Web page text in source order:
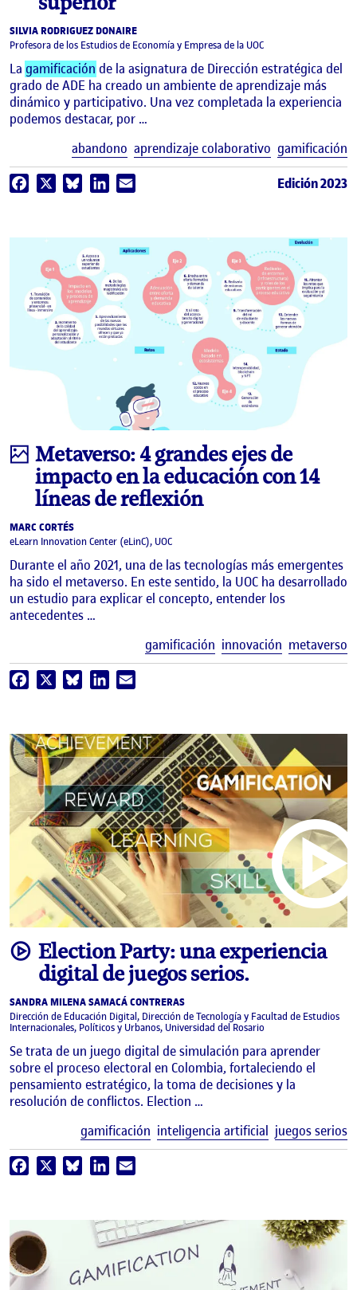
SILVIA RODRIGUEZ DONAIRE
Profesora de los Estudios de Economía y Empresa de la UOC
La gamificación de la asignatura de Dirección estratégica del
grado de ADE ha creado un ambiente de aprendizaje más
dinámico y participativo. Una vez completada la experiencia
podemos destacar, por …
abandono aprendizaje colaborativo gamificación
Facebook BlueskyLinkedIn Edición 2023
Infografía
Metaverso: 4 grandes ejes de
impacto en la educación con 14
líneas de reflexión
MARC CORTÉS
eLearn Innovation Center (eLinC), UOC
Durante el año 2021, una de las tecnologías más emergentes
ha sido el metaverso. En este sentido, la UOC ha desarrollado
un estudio para explicar el concepto, entender los
antecedentes …
gamificación innovación metaverso
Facebook BlueskyLinkedIn
videoElection Party: una experiencia
digital de juegos serios.
SANDRA MILENA SAMACÁ CONTRERAS
Dirección de Educación Digital, Dirección de Tecnología y Facultad de Estudios
Internacionales, Políticos y Urbanos, Universidad del Rosario
Se trata de un juego digital de simulación para aprender
sobre el proceso electoral en Colombia, fortaleciendo el
pensamiento estratégico, la toma de decisiones y la
resolución de conflictos. Election …
gamificación inteligencia artificial juegos serios
Facebook BlueskyLinkedIn